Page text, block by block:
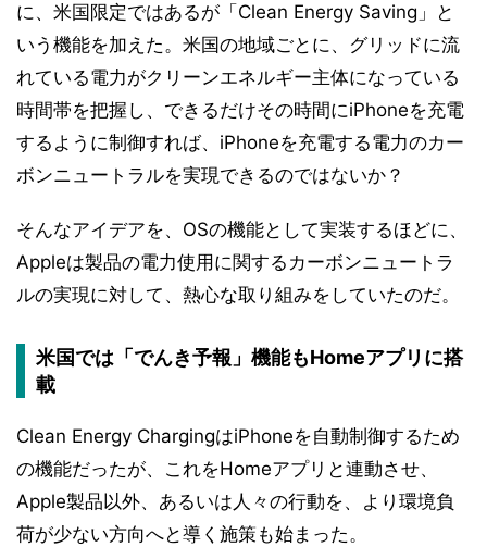
に、米国限定ではあるが「Clean Energy Saving」と
いう機能を加えた。米国の地域ごとに、グリッドに流
れている電力がクリーンエネルギー主体になっている
時間帯を把握し、できるだけその時間にiPhoneを充電
するように制御すれば、iPhoneを充電する電力のカー
ボンニュートラルを実現できるのではないか？
そんなアイデアを、OSの機能として実装するほどに、
Appleは製品の電力使用に関するカーボンニュートラ
ルの実現に対して、熱心な取り組みをしていたのだ。
米国では「でんき予報」機能もHomeアプリに搭
載
Clean Energy ChargingはiPhoneを自動制御するため
の機能だったが、これをHomeアプリと連動させ、
Apple製品以外、あるいは人々の行動を、より環境負
荷が少ない方向へと導く施策も始まった。